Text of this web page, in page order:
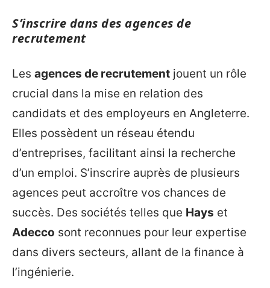
S’inscrire dans des agences de
recrutement
Les agences de recrutement jouent un rôle
crucial dans la mise en relation des
candidats et des employeurs en Angleterre.
Elles possèdent un réseau étendu
d’entreprises, facilitant ainsi la recherche
d’un emploi. S’inscrire auprès de plusieurs
agences peut accroître vos chances de
succès. Des sociétés telles que Hays et
Adecco sont reconnues pour leur expertise
dans divers secteurs, allant de la finance à
l’ingénierie.